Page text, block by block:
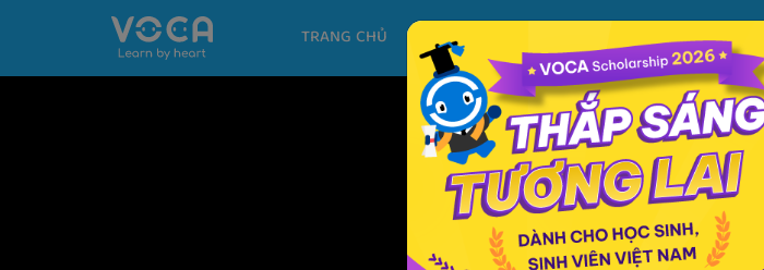
PREMIUM
PHƯƠNG PHÁP
KHÓA HỌC
TRANG CHỦ